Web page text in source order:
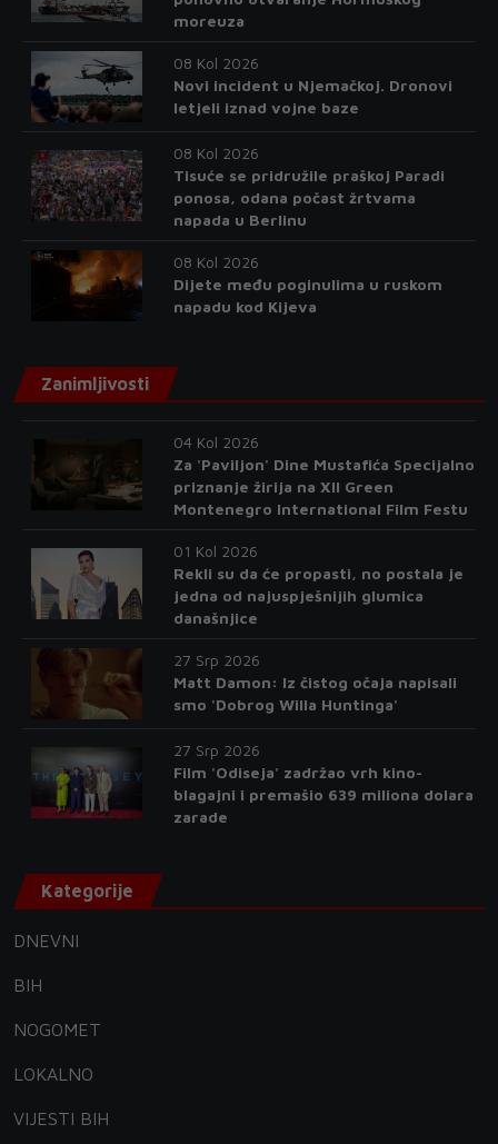
moreuza
08 Kol 2026
Novi incident u Njemačkoj. Dronovi
letjeli iznad vojne baze
08 Kol 2026
Tisuće se pridružile praškoj Paradi
ponosa, odana počast žrtvama
napada u Berlinu
08 Kol 2026
Dijete među poginulima u ruskom
napadu kod Kijeva
Zanimljivosti
04 Kol 2026
Za 'Paviljon' Dine Mustafića Specijalno
priznanje žirija na XII Green
Montenegro International Film Festu
01 Kol 2026
Rekli su da će propasti, no postala je
jedna od najuspješnijih glumica
današnjice
27 Srp 2026
Matt Damon: Iz čistog očaja napisali
smo 'Dobrog Willa Huntinga'
27 Srp 2026
Film 'Odiseja' zadržao vrh kino-
blagajni i premašio 639 miliona dolara
zarade
Kategorije
DNEVNI
BIH
NOGOMET
LOKALNO
VIJESTI BIH